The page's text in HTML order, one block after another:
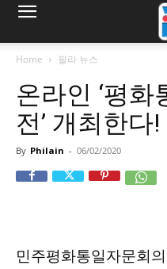
Home 필라 뉴스
온라인 ‘평
전’ 개최한다!
By Philain - 06/02/2020
민주평화통일자문회